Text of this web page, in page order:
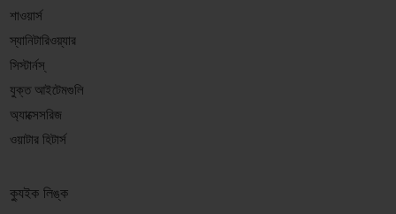
শাওয়ার্স
স্যানিটারিওয়্যার
সিস্টার্নস্
যুক্ত আইটেমগুলি
অ্যাক্সেসরিজ
ওয়াটার হিটার্স
ক্যুইক লিঙ্ক